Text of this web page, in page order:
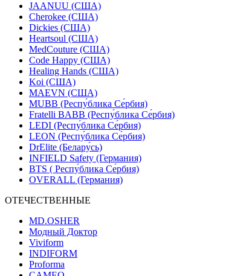
JAANUU (США)
Cherokee (США)
Dickies (США)
Heartsoul (США)
MedCouture (США)
Code Happy (США)
Healing Hands (США)
Koi (США)
MAEVN (США)
MUBB (Респу́блика Се́рбия)
Fratelli BABB (Респу́блика Се́рбия)
LEDI (Респу́блика Се́рбия)
LEON (Респу́блика Се́рбия)
DrElite (Белару́сь)
INFIELD Safety (Германия)
BTS ( Респу́блика Се́рбия)
OVERALL (Германия)
ОТЕЧЕСТВЕННЫЕ
MD.OSHER
Модный Доктор
Viviform
INDIFORM
Proforma